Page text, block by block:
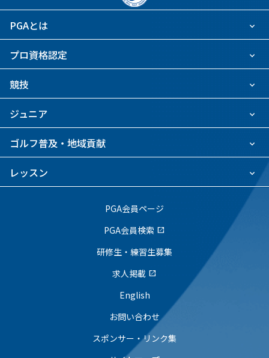
PGAとは
プロ資格認定
競技
ジュニア
ゴルフ普及・地域貢献
レッスン
PGA会員ページ
PGA会員検索 open_in_new
研修生・練習生募集
求人掲載 open_in_new
English
お問い合わせ
スポンサー・リンク集